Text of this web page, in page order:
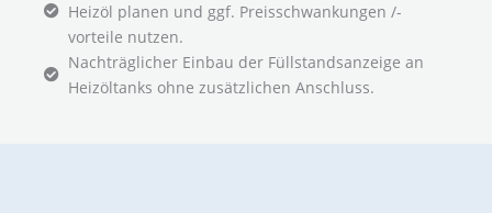
Heizöl planen und ggf. Preisschwankungen /-
vorteile nutzen.
Nachträglicher Einbau der Füllstandsanzeige an
Heizöltanks ohne zusätzlichen Anschluss.